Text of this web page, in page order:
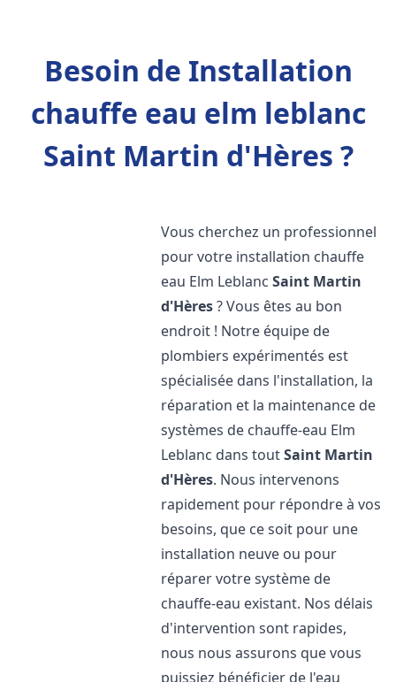
Besoin de Installation
chauffe eau elm leblanc
Saint Martin d'Hères ?
Vous cherchez un professionnel
pour votre installation chauffe
eau Elm LeblancSaint Martin
d'Hères? Vous êtes au bon
endroit ! Notre équipe de
plombiers expérimentés est
spécialisée dans l'installation, la
réparation et la maintenance de
systèmes de chauffe-eau Elm
Leblanc dans toutSaint Martin
d'Hères. Nous intervenons
rapidement pour répondre à vos
besoins, que ce soit pour une
installation neuve ou pour
réparer votre système de
chauffe-eau existant. Nos délais
d'intervention sont rapides,
nous nous assurons que vous
puissiez bénéficier de l'eau